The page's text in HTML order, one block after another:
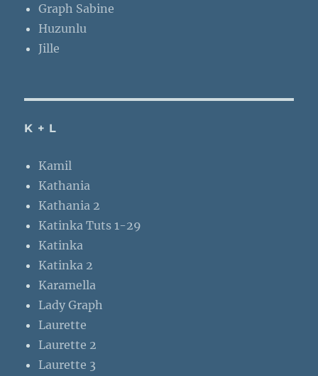
Graph Sabine
Huzunlu
Jille
K + L
Kamil
Kathania
Kathania 2
Katinka Tuts 1-29
Katinka
Katinka 2
Karamella
Lady Graph
Laurette
Laurette 2
Laurette 3